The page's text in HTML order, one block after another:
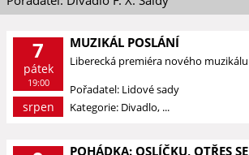
7
pátek
19:00
srpen
MUZIKÁL POSLÁNÍ
Liberecká premiéra nového muzikálu
Pořadatel: Lidové sady
Kategorie: Divadlo, ...
POHÁDKA: OSLÍČKU, OTŘES SE